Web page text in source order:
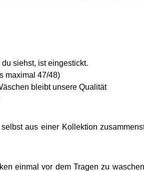
siehst, ist eingestickt.
maximal 47/48)
bleibt unsere Qualität
aus einer Kollektion
einmal vor dem Tragen zu